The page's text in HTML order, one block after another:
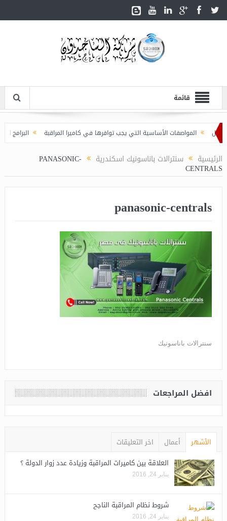
قائمة
المواصفات الأساسية التي يجب توافرها في كاميرا المراقبة البرامج
الرئيسية سنترالات باناسونيك اسكندرية PANASONIC-
CENTRALS
panasonic-centrals
سنترالات باناسونيك
افضل المراجعات
الأشهر أعمال
اخر التعليقات
العلاقة بين كاميرات المراقبة وزيادة عدد زوار الدولة ؟
يناير 24, 2016
شروط نظام المراقبة الناجح
يناير 24, 2016